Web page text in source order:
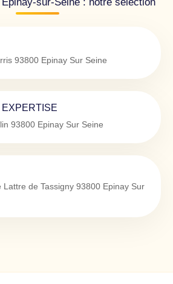
93800 Epinay Sur Seine
93800 Epinay Sur Seine
Lattre de Tassigny 93800 Epinay Sur